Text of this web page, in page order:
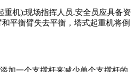
机);现场指挥人员.安全员应具备资
平衡臂失去平衡，塔式起重机将倒
加一个支撑杆来减少单个支撑杆的